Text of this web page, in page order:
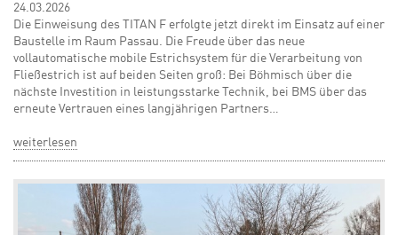
24.03.2026
Die Einweisung des TITAN F erfolgte jetzt direkt im Einsatz auf einer
Baustelle im Raum Passau. Die Freude über das neue
vollautomatische mobile Estrichsystem für die Verarbeitung von
Fließestrich ist auf beiden Seiten groß: Bei Böhmisch über die
nächste Investition in leistungsstarke Technik, bei BMS über das
erneute Vertrauen eines langjährigen Partners…
weiterlesen